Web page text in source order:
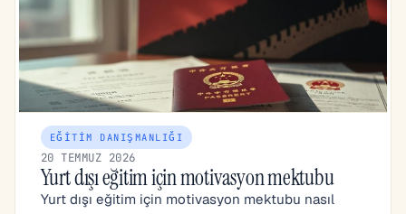
EĞITIM DANIŞMANLIĞI
20 TEMMUZ 2026
Yurt dışı eğitim için motivasyon mektubu
Yurt dışı eğitim için motivasyon mektubu nasıl